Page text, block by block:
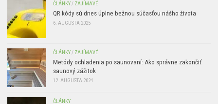
ČLÁNKY/ ZAJÍMAVÉ
QR kódy sú dnes úplne bežnou súčasťou nášho života
6. AUGUSTA 2025
ČLÁNKY/ ZAJÍMAVÉ
Metódy ochladenia po saunovaní: Ako správne zakončiť
saunový zážitok
12. AUGUSTA 2024
ČLÁNKY